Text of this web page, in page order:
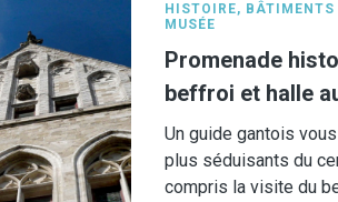
HISTOIRE,
MUSÉE
Promenade
beffroi et halle
Un guide gantois
plus séduisants du
compris la visite du